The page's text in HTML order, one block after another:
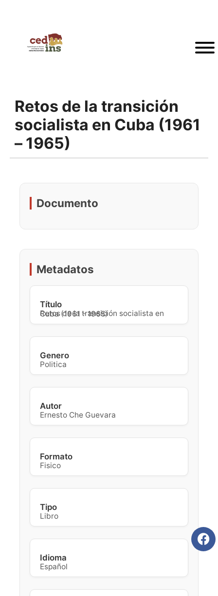
Retos de la transición
socialista en Cuba (1961
– 1965)
Documento
Metadatos
Título
Retos de la transición socialista en Cuba (1961 - 1965)
Genero
Politica
Autor
Ernesto Che Guevara
Formato
Fisico
Tipo
Libro
Idioma
Español